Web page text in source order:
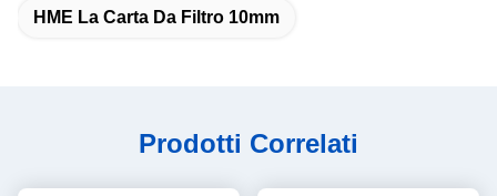
HME La Carta Da Filtro 10mm
Prodotti Correlati